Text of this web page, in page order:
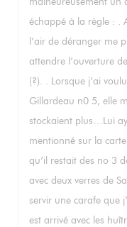
échappé à la règle : .
l’air de déranger me
attendre l’ouverture
(?). . Lorsque j’ai
Gillardeau n0 5, elle
stockaient plus…Lui
mentionné sur la
qu’il restait des no 3
avec deux verres de
servir une carafe que
est arrivé avec les